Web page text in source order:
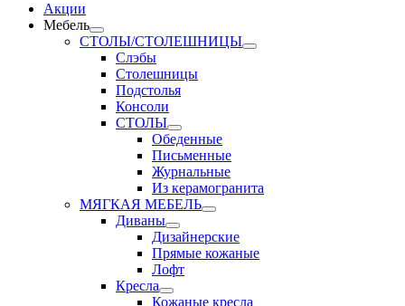
Акции
Мебель
СТОЛЫ/СТОЛЕШНИЦЫ
Слэбы
Столешницы
Подстолья
Консоли
СТОЛЫ
Обеденные
Письменные
Журнальные
Из керамогранита
МЯГКАЯ МЕБЕЛЬ
Диваны
Дизайнерские
Прямые кожаные
Лофт
Кресла
Кожаные кресла